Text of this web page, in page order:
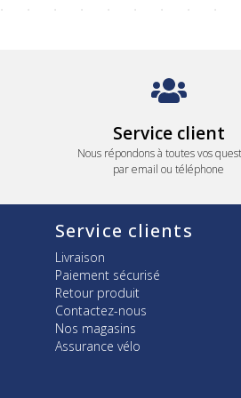
Service client
Nous répondons à toutes vos
par email ou téléphone
Service clients
Livraison
Paiement sécurisé
Retour produit
Contactez-nous
Nos magasins
Assurance vélo